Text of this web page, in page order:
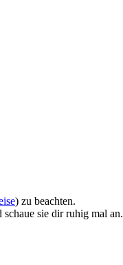
) zu beachten.
sie dir ruhig mal an.